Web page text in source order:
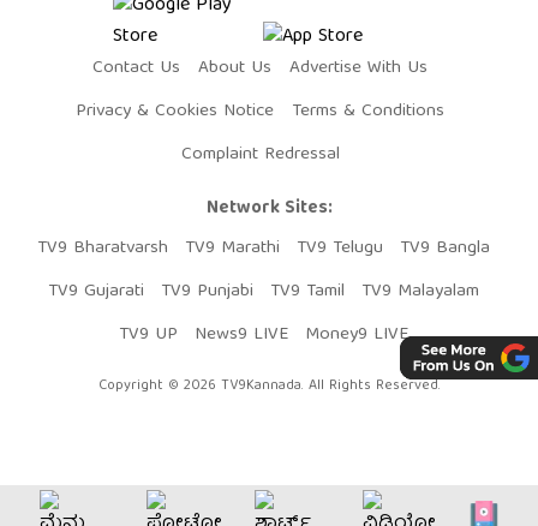
Contact Us About Us
Advertise With Us
Privacy & Cookies Notice
Terms & Conditions
Complaint Redressal
Network Sites:
TV9 Bharatvarsh
TV9 Marathi TV9 Telugu
TV9 Bangla
TV9 Gujarati
TV9 Punjabi TV9 Tamil
TV9 Malayalam
TV9 UP
News9 LIVE Money9 LIVE
Copyright © 2026 TV9Kannada. All Rights Reserved.